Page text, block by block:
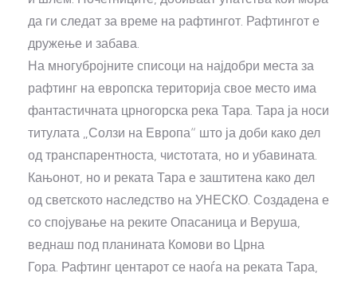
да ги следат за време на рафтингот. Рафтингот е
дружење и забава.
На многубројните списоци на најдобри места за
рафтинг на европска територија свое место има
фантастичната црногорска река Тара. Тара ја носи
титулата „Солзи на Европа“ што ја доби како дел
од транспарентноста, чистотата, но и убавината.
Кањонот, но и реката Тара е заштитена како дел
од светското наследство на УНЕСКО. Создадена е
со спојување на реките Опасаница и Веруша,
веднаш под планината Комови во Црна
Гора. Рафтинг центарот се наоѓа на реката Тара,